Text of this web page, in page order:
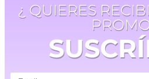
¿ QUIERES